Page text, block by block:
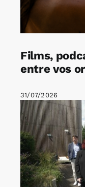
Films,
entre vos
31/07/2026